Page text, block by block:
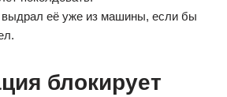
её уже из машины, если бы
блокирует